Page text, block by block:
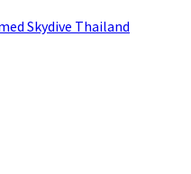
Skydive Thailand